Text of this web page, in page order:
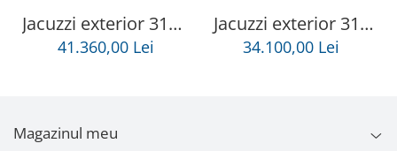
Jacuzzi exterior 313A
Gecko, Storm Grey,
41.360,00 Lei
Jacuzzi exterior 319
Gecko, Alb perlat, 6
34.100,00 Lei
Magazinul meu